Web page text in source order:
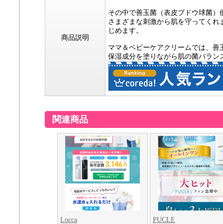
商品説明
その中で善玉菌（表皮ブドウ球菌
さまざまな刺激から肌を守ってく
じめます。
ママ＆ベビーケアクリームでは、善
保湿成分を塗りながら肌の菌バラ
関連商品
Locca PUCLE